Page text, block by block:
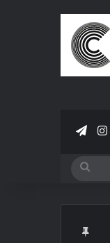
یوتیوباینستاگرام